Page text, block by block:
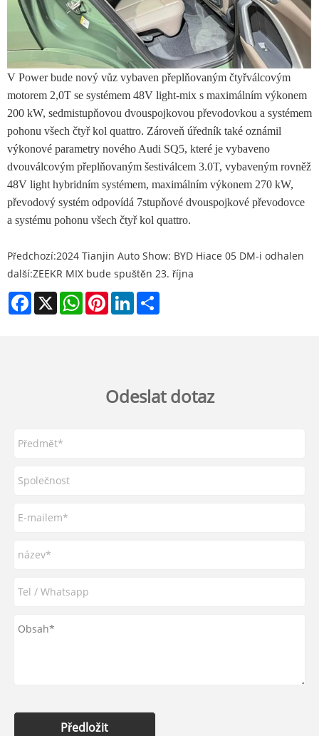
V Power bude nový vůz vybaven přeplňovaným čtyřválcovým
motorem 2,0T se systémem 48V light-mix s maximálním výkonem
200 kW, sedmistupňovou dvouspojkovou převodovkou a systémem
pohonu všech čtyř kol quattro. Zároveň úředník také oznámil
výkonové parametry nového Audi SQ5, které je vybaveno
dvouválcovým přeplňovaným šestiválcem 3.0T, vybaveným rovněž
48V light hybridním systémem, maximálním výkonem 270 kW,
převodový systém odpovídá 7stupňové dvouspojkové převodovce
a systému pohonu všech čtyř kol quattro.
Předchozí:2024 Tianjin Auto Show: BYD Hiace 05 DM-i odhalen
další:ZEEKR MIX bude spuštěn 23. října
Facebook
X WhatsAppPinterestLinkedIn
Odeslat dotaz
Předložit